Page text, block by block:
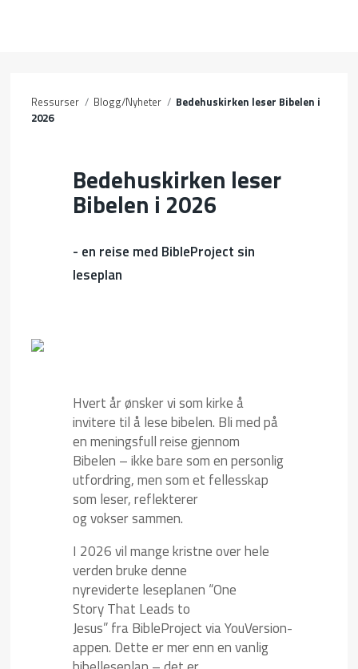
RESSURSER
Ressurser / Blogg/Nyheter / Bedehuskirken leser Bibelen i
2026
Bedehuskirken leser
Bibelen i 2026
- en reise med BibleProject sin
leseplan
Hvert år ønsker vi som kirke å
invitere til å lese bibelen. Bli med på
en meningsfull reise gjennom
Bibelen – ikke bare som en personlig
utfordring, men som et fellesskap
som leser, reflekterer
og vokser sammen.
I 2026 vil mange kristne over hele
verden bruke denne
nyreviderte leseplanen “One
Story That Leads to
Jesus” fra BibleProject via YouVersion-
appen. Dette er mer enn en vanlig